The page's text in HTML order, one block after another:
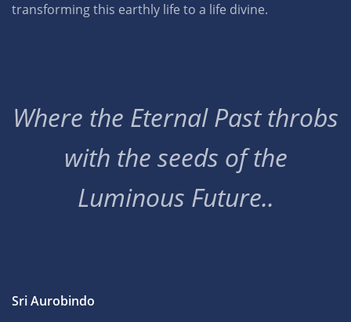
transforming this earthly life to a life divine.
Where the Eternal Past throbs
with the seeds of the
Luminous Future..
Sri Aurobindo